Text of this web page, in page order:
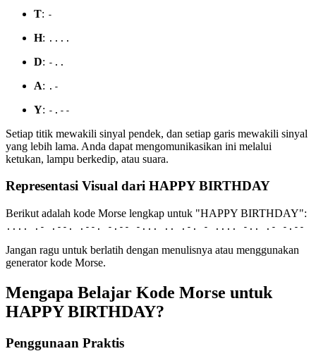
T: -
H: ....
D: -..
A: .-
Y: -.--
Setiap titik mewakili sinyal pendek, dan setiap garis mewakili sinyal
yang lebih lama. Anda dapat mengomunikasikan ini melalui
ketukan, lampu berkedip, atau suara.
Representasi Visual dari HAPPY BIRTHDAY
Berikut adalah kode Morse lengkap untuk "HAPPY BIRTHDAY":
.... .- .--. .--. -.-- -... .. .-. - .... -.. .- -.--
Jangan ragu untuk berlatih dengan menulisnya atau menggunakan
generator kode Morse.
Mengapa Belajar Kode Morse untuk
HAPPY BIRTHDAY?
Penggunaan Praktis